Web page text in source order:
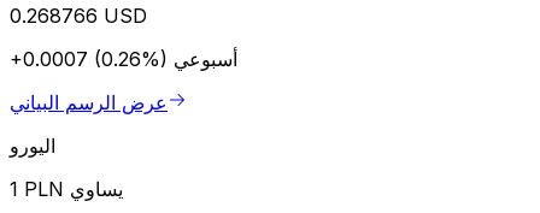
0.268766 USD
+0.0007 (0.26%) أسبوعي
عرض الرسم البياني
اليورو
1 PLN يساوي